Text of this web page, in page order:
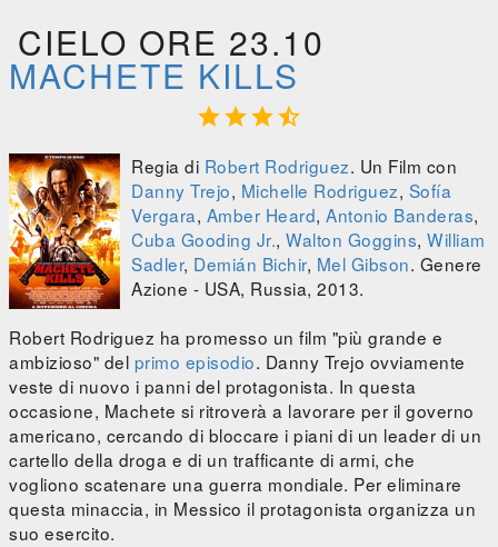
CIELO ORE 23.10
MACHETE KILLS

Regia di Robert Rodriguez. Un Film con
Danny Trejo, Michelle Rodriguez, Sofía
Vergara, Amber Heard, Antonio Banderas,
Cuba Gooding Jr., Walton Goggins, William
Sadler, Demián Bichir, Mel Gibson. Genere
Azione - USA, Russia, 2013.
Robert Rodriguez ha promesso un film "più grande e
ambizioso" del primo episodio. Danny Trejo ovviamente
veste di nuovo i panni del protagonista. In questa
occasione, Machete si ritroverà a lavorare per il governo
americano, cercando di bloccare i piani di un leader di un
cartello della droga e di un trafficante di armi, che
vogliono scatenare una guerra mondiale. Per eliminare
questa minaccia, in Messico il protagonista organizza un
suo esercito.